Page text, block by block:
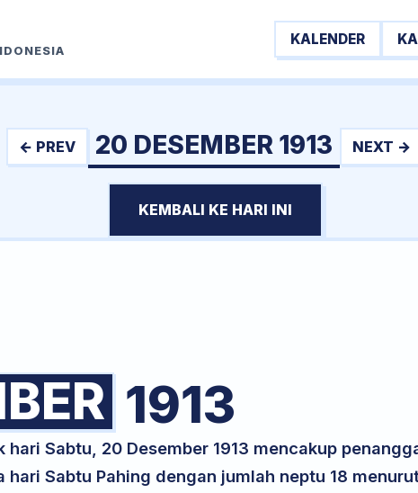
KALENDER
← PREV 20 DESEMBER 1913 NEXT →
KEMBALI KE HARI INI
1913
Sabtu, 20 Desember 1913 mencakup
Sabtu Pahing dengan jumlah neptu 18